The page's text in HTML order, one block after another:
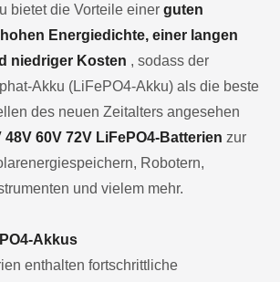
bietet die Vorteile einer guten
Energiedichte, einer langen
niedriger Kosten , sodass der
Akku (LiFePO4-Akku) als die beste
des neuen Zeitalters angesehen
48V 60V 72V LiFePO4-Batterien zur
Robotern,
und vielem mehr.
Akkus
enthalten fortschrittliche